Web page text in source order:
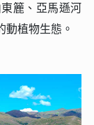
簏、亞馬遜河
動植物生態。